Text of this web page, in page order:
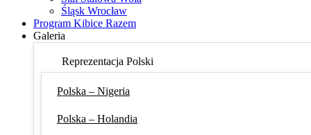
Śląsk Wrocław
Program Kibice Razem
Galeria
Reprezentacja Polski
Polska – Nigeria
Polska – Holandia